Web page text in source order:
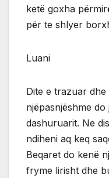
ketë goxha
për te shlyer
Luani
Dite e trazuar
njëpasnjëshme
dashuruarit. Ne
ndiheni aq keq
Beqaret do kenë
fryme lirisht dhe